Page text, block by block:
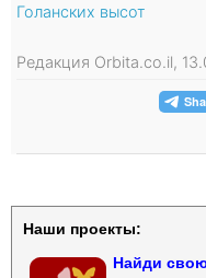
Голанских высот
Редакция Orbita.co.il,
Наши проекты:
Найди